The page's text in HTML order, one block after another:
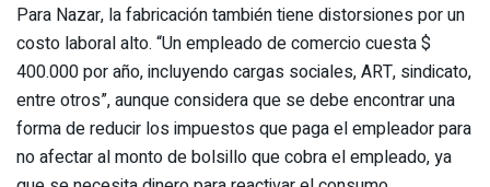
Para Nazar, la fabricación también tiene distorsiones por un
costo laboral alto. “Un empleado de comercio cuesta $
400.000 por año, incluyendo cargas sociales, ART, sindicato,
entre otros”, aunque considera que se debe encontrar una
forma de reducir los impuestos que paga el empleador para
no afectar al monto de bolsillo que cobra el empleado, ya